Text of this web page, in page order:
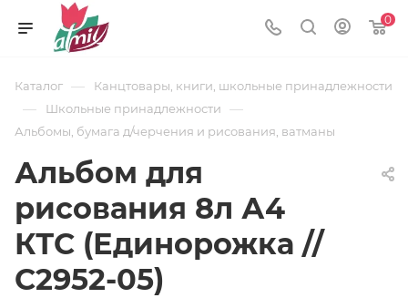
0
Каталог — Канцтовары, книги, школьные принадлежности
— Школьные принадлежности —
Альбомы, бумага д/черчения и рисования, ватманы
Альбом для
рисования 8л А4
КТС (Единорожка //
С2952-05)